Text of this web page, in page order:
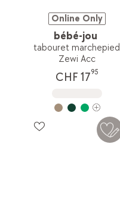
Online Only
bébé-jou
tabouret marchepied
Zewi Acc
CHF 1795